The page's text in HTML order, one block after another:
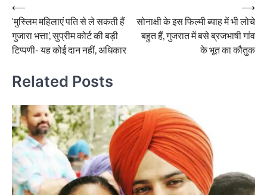
Post
navigation
⟵
‘मुस्लिम महिलाएं पति से ले सकती हैं
गुजारा भत्ता’, सुप्रीम कोर्ट की बड़ी
टिप्पणी- यह कोई दान नहीं, अधिकार
सोनाक्षी के इस फिल्मी ब्याह में भी लोचे
बहुत हैं, गुजरात में बसे ब्रजभाषी गांव
के भूत का कौतुक
⟶
Related Posts